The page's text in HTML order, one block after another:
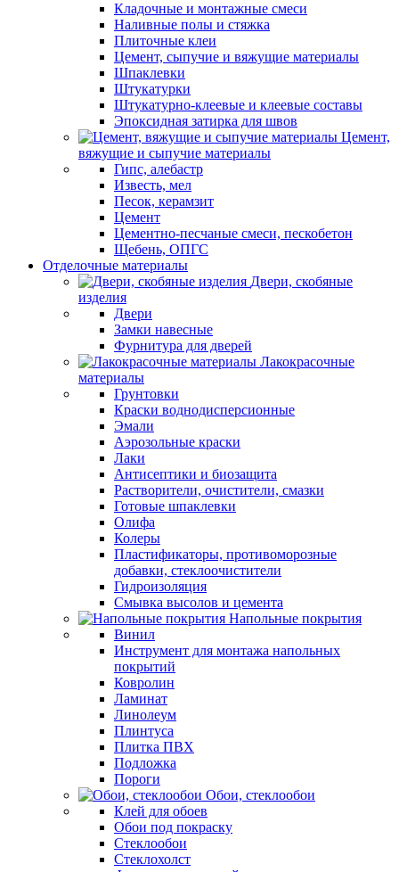
Кладочные и монтажные смеси
Наливные полы и стяжка
Плиточные клеи
Цемент, сыпучие и вяжущие материалы
Шпаклевки
Штукатурки
Штукатурно-клеевые и клеевые составы
Эпоксидная затирка для швов
Цемент,
вяжущие и сыпучие материалы
Гипс, алебастр
Известь, мел
Песок, керамзит
Цемент
Цементно-песчаные смеси, пескобетон
Щебень, ОПГС
Отделочные материалы
Двери, скобяные
изделия
Двери
Замки навесные
Фурнитура для дверей
Лакокрасочные
материалы
Грунтовки
Краски воднодисперсионные
Эмали
Аэрозольные краски
Лаки
Антисептики и биозащита
Растворители, очистители, смазки
Готовые шпаклевки
Олифа
Колеры
Пластификаторы, противоморозные
добавки, стеклоочистители
Гидроизоляция
Смывка высолов и цемента
Напольные покрытия
Винил
Инструмент для монтажа напольных
покрытий
Ковролин
Ламинат
Линолеум
Плинтуса
Плитка ПВХ
Подложка
Пороги
Обои, стеклообои
Клей для обоев
Обои под покраску
Стеклообои
Стеклохолст